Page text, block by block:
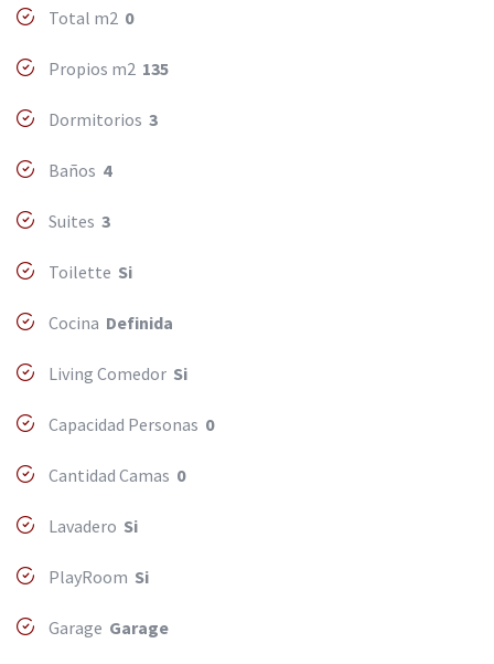
Total m2 0
Propios m2 135
Dormitorios 3
Baños 4
Suites 3
Toilette Si
Cocina Definida
Living Comedor Si
Capacidad Personas 0
Cantidad Camas 0
Lavadero Si
PlayRoom Si
Garage Garage